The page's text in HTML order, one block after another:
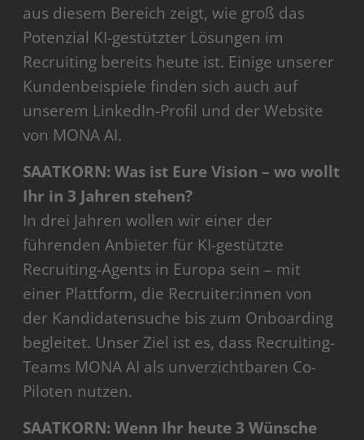
aus diesem Bereich zeigt, wie groß das
Potenzial KI-gestützter Lösungen im
Recruiting bereits heute ist. Einige unserer
Kundenbeispiele finden sich auch auf
unserem LinkedIn-Profil und der Website
von MONA AI.
SAATKORN: Was ist Eure Vision – wo wollt
Ihr in 3 Jahren stehen?
In drei Jahren wollen wir einer der
führenden Anbieter für KI-gestützte
Recruiting-Agents in Europa sein – mit
einer Plattform, die Recruiter:innen von
der Kandidatensuche bis zum Onboarding
begleitet. Unser Ziel ist es, dass Recruiting-
Teams MONA AI als unverzichtbaren Co-
Piloten nutzen.
SAATKORN: Wenn Ihr heute 3 Wünsche